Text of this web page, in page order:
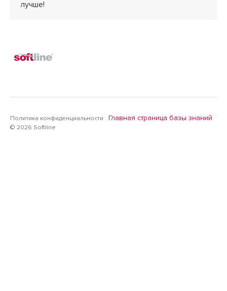
лучше!
Политика конфиденциальности Главная страница базы знаний
© 2026 Softline